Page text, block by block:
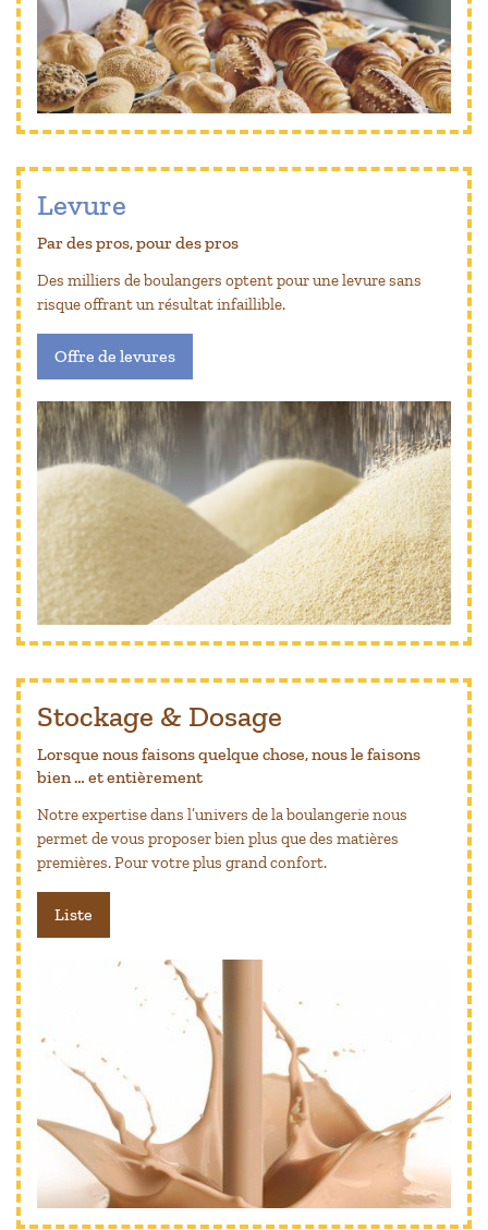
Levure
Par des pros, pour des pros
Des milliers de boulangers optent pour une levure sans
risque offrant un résultat infaillible.
Offre de levures
Stockage & Dosage
Lorsque nous faisons quelque chose, nous le faisons
bien … et entièrement
Notre expertise dans l’univers de la boulangerie nous
permet de vous proposer bien plus que des matières
premières. Pour votre plus grand confort.
Liste